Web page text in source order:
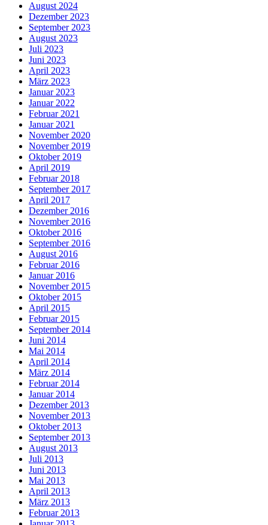
August 2024
Dezember 2023
September 2023
August 2023
Juli 2023
Juni 2023
April 2023
März 2023
Januar 2023
Januar 2022
Februar 2021
Januar 2021
November 2020
November 2019
Oktober 2019
April 2019
Februar 2018
September 2017
April 2017
Dezember 2016
November 2016
Oktober 2016
September 2016
August 2016
Februar 2016
Januar 2016
November 2015
Oktober 2015
April 2015
Februar 2015
September 2014
Juni 2014
Mai 2014
April 2014
März 2014
Februar 2014
Januar 2014
Dezember 2013
November 2013
Oktober 2013
September 2013
August 2013
Juli 2013
Juni 2013
Mai 2013
April 2013
März 2013
Februar 2013